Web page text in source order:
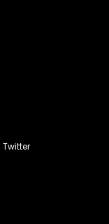
Twitter